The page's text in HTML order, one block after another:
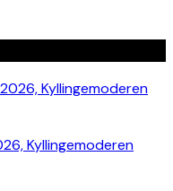
Kyllingemoderen